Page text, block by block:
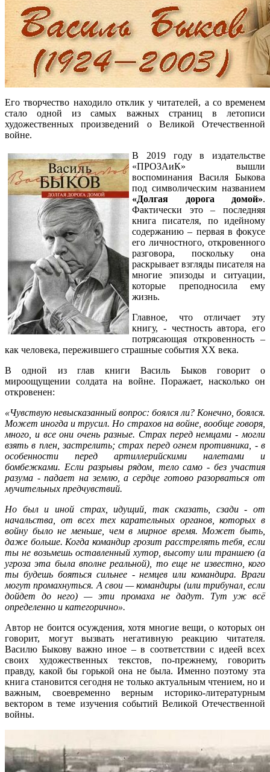
Его творчество находило отклик у читателей, а со временем
стало одной из самых важных страниц в летописи
художественных произведений о Великой Отечественной
войне.
В 2019 году в издательстве
«ПРОЗАиК» вышли
воспоминания Василя Быкова
под символическим названием
«Долгая дорога домой».
Фактически это – последняя
книга писателя, по идейному
содержанию – первая в фокусе
его личностного, откровенного
разговора, поскольку она
раскрывает взгляды писателя на
многие эпизоды и ситуации,
которые преподносила ему
жизнь.
Главное, что отличает эту
книгу, - честность автора, его
потрясающая откровенность –
как человека, пережившего страшные события XX века.
В одной из глав книги Василь Быков говорит о
мироощущении солдата на войне. Поражает, насколько он
откровенен:
«Чувствую невысказанный вопрос: боялся ли? Конечно, боялся.
Может иногда и трусил. Но страхов на войне, вообще говоря,
много, и все они очень разные. Страх перед немцами - могли
взять в плен, застрелить; страх перед огнем противника, - в
особенности перед артиллерийскими налетами и
бомбежками. Если разрывы рядом, тело само - без участия
разума - падает на землю, а сердце готово разорваться от
мучительных предчувствий.
Но был и иной страх, идущий, так сказать, сзади - от
начальства, от всех тех карательных органов, которых в
войну было не меньше, чем в мирное время. Может быть,
даже больше. Когда командир грозит расстрелять тебя, если
ты не возьмешь оставленный хутор, высоту или траншею (а
угроза эта была вполне реальной), то еще не известно, кого
ты будешь бояться сильнее - немцев или командира. Враги
могут промахнуться. А свои — командиры (или трибунал, если
дойдет до него) — эти промаха не дадут. Тут уж всё
определенно и категорично».
Автор не боится осуждения, хотя многие вещи, о которых он
говорит, могут вызвать негативную реакцию читателя.
Василю Быкову важно иное – в соответствии с идеей всех
своих художественных текстов, по-прежнему, говорить
правду, какой бы горькой она не была. Именно поэтому эта
книга становится сегодня не только актуальным чтением, но и
важным, своевременно верным историко-литературным
вектором в теме изучения событий Великой Отечественной
войны.